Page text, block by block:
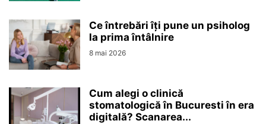
Ce întrebări îți pune un psiholog
la prima întâlnire
8 mai 2026
Cum alegi o clinică
stomatologică în Bucuresti în era
digitală? Scanarea...